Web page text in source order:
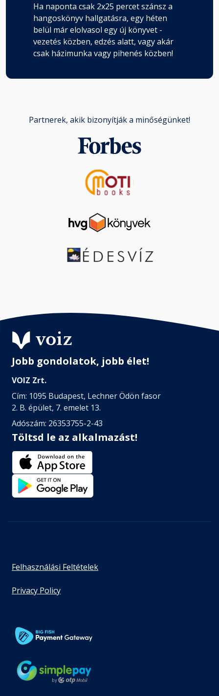
Ha naponta csak 2x25 percet szánsz a
hangoskönyv hallgatásra, egy héten
belül már elolvasol egy új könyvet -
vezetés közben, edzés alatt, vagy akár
csak házimunka vagy pihenés közben!
Partnerek, akik bizonyítják a minőségünket!
Jobb gondolatok, jobb élet!
VOIZ Zrt.
Cím: 1095 Budapest, Lechner Ödön fasor
2. B. épület, 7. emelet 13.
Adószám: 26353755-2-43
Töltsd le az alkalmazást!
Felhasználási Feltételek
Privacy Policy